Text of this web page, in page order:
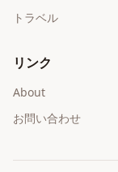
トラベル
リンク
About
お問い合わせ